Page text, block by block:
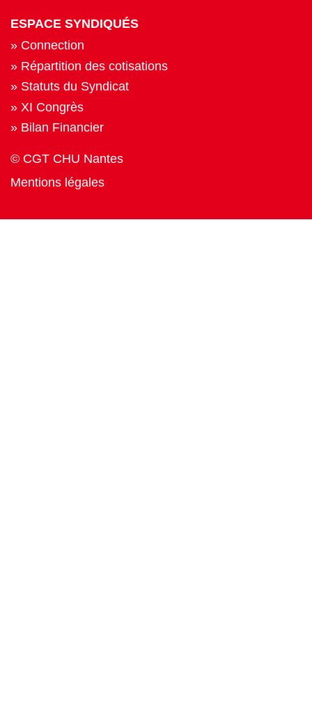
ESPACE SYNDIQUÉS
Connection
Répartition des cotisations
Statuts du Syndicat
XI Congrès
Bilan Financier
© CGT CHU Nantes
Mentions légales